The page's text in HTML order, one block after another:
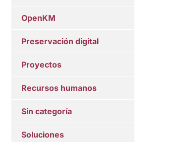
OpenKM
Preservación digital
Proyectos
Recursos humanos
Sin categoría
Soluciones